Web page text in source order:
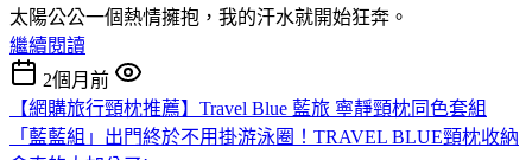
太陽公公一個熱情擁抱，我的汗水就開始狂奔。
繼續閱讀
2個月前
【網購旅行頸枕推薦】Travel Blue 藍旅 寧靜頸枕同色套組
「藍藍組」出門終於不用掛游泳圈！TRAVEL BLUE頸枕收納